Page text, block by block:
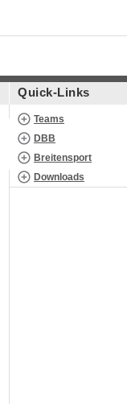
Quick-Links
Teams
DBB
Breitensport
Downloads